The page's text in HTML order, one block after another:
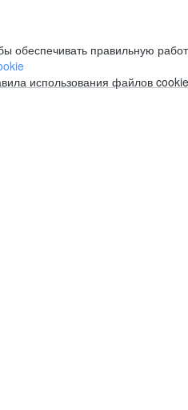
правильную
использования файлов cookie